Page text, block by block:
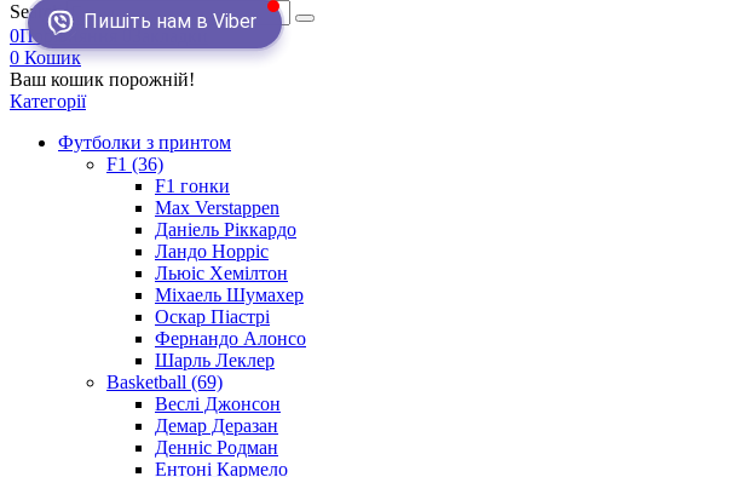
Пишіть нам в Viber
Search
0Порівняння
0 Кошик
Ваш кошик порожній!
Категорії
Футболки з принтом
F1 (36)
F1 гонки
Max Verstappen
Даніель Ріккардо
Ландо Норріс
Льюіс Хемілтон
Міхаель Шумахер
Оскар Піастрі
Фернандо Алонсо
Шарль Леклер
Basketball (69)
Веслі Джонсон
Демар Деразан
Денніс Родман
Ентоні Кармело